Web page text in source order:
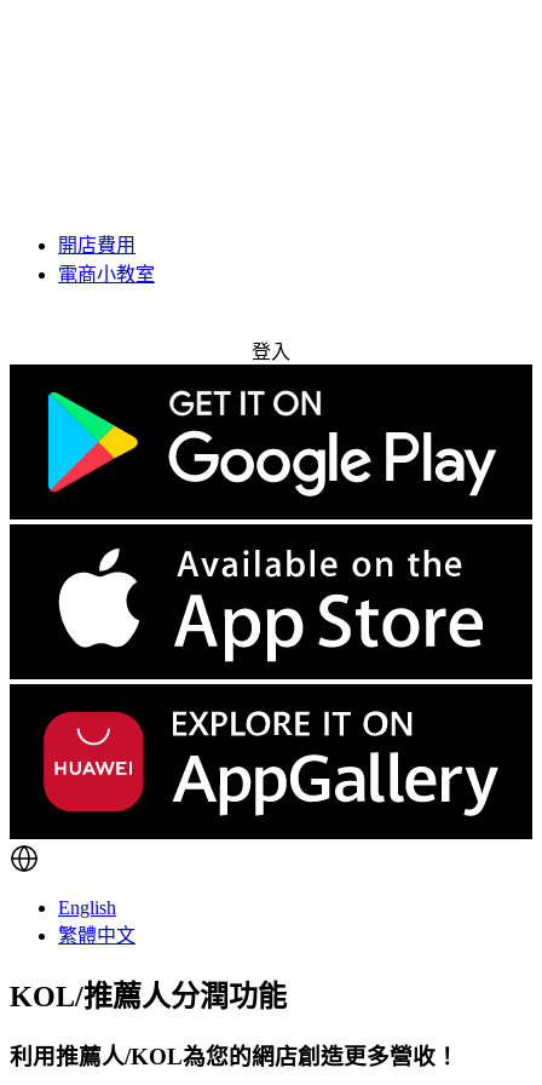
開店費用
電商小教室
登入
English
繁體中文
KOL/推薦人分潤功能
利用推薦人/KOL為您的網店創造更多營收！